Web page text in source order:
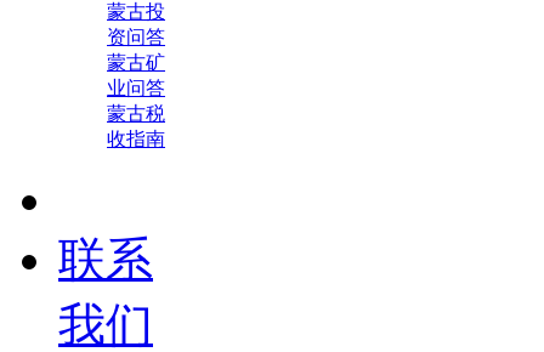
蒙古投
资问答
蒙古矿
业问答
蒙古税
收指南
联系
我们